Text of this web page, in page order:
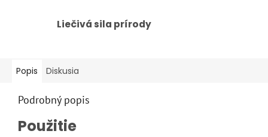
Liečivá sila prírody
Popis Diskusia
Podrobný popis
Použitie